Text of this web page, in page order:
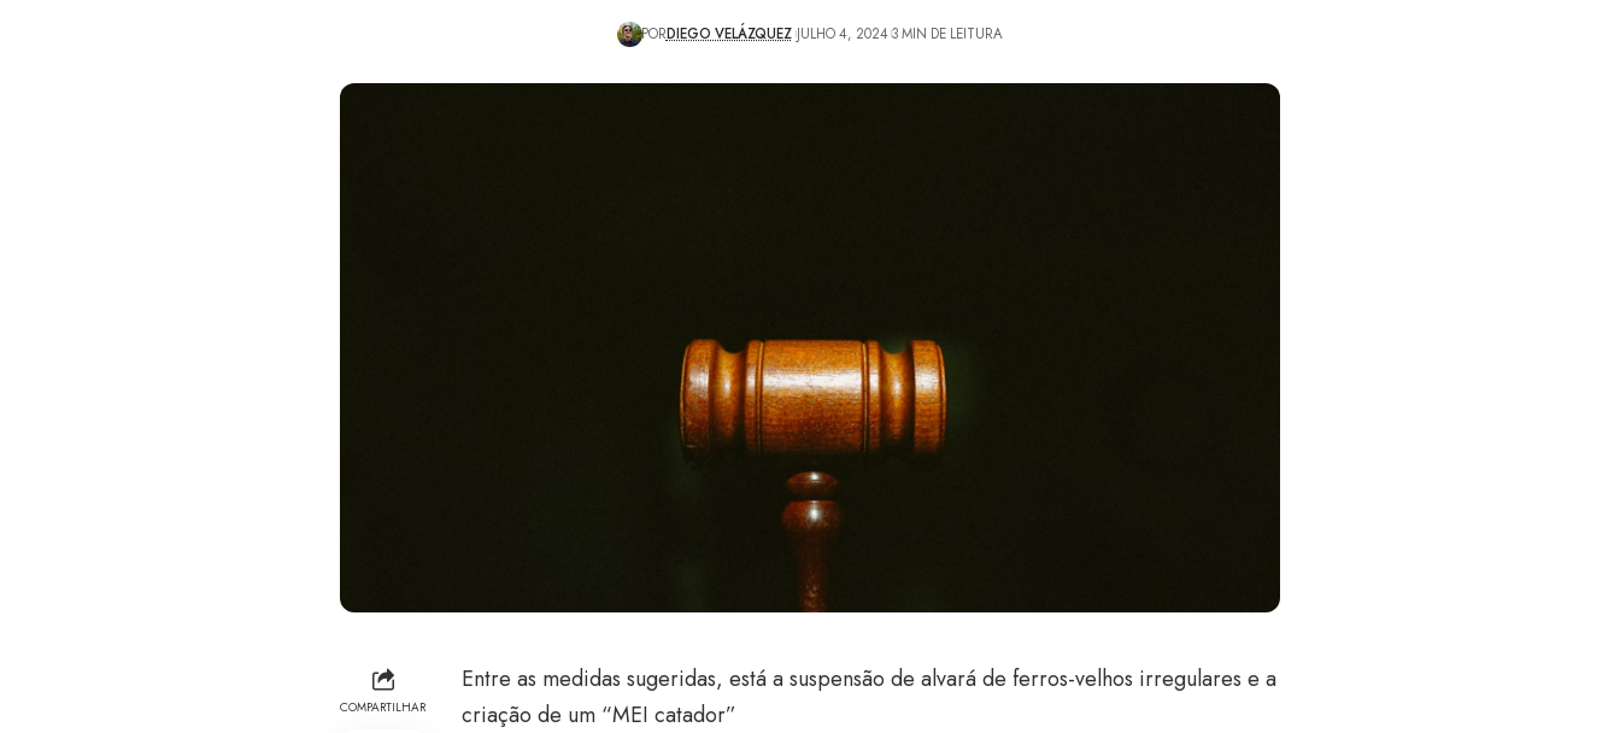
PORDIEGO VELÁZQUEZ JULHO 4, 2024 3 MIN DE LEITURA
COMPARTILHAR
Entre as medidas sugeridas, está a suspensão de alvará de ferros-velhos irregulares e a
criação de um “MEI catador”